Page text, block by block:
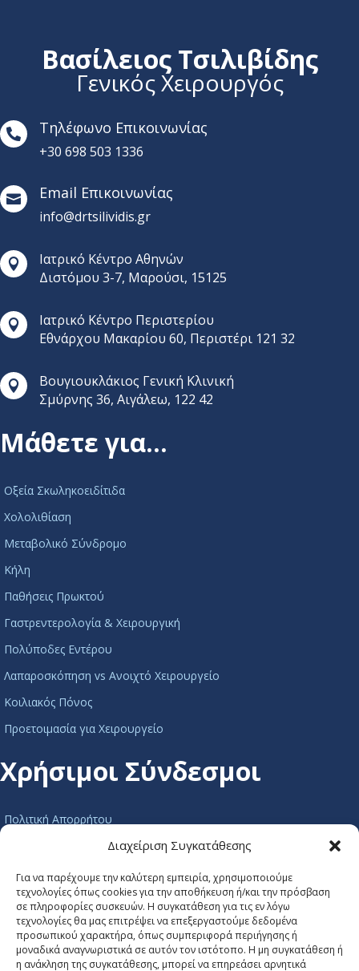
Διαχείριση Συγκατάθεσης
Για να παρέχουμε την καλύτερη εμπειρία, χρησιμοποιούμε
τεχνολογίες όπως cookies για την αποθήκευση ή/και την πρόσβαση
σε πληροφορίες συσκευών. Η συγκατάθεση για τις εν λόγω
τεχνολογίες θα μας επιτρέψει να επεξεργαστούμε δεδομένα
προσωπικού χαρακτήρα, όπως συμπεριφορά περιήγησης ή
μοναδικά αναγνωριστικά σε αυτόν τον ιστότοπο. Η μη συγκατάθεση ή
η ανάκληση της συγκατάθεσης, μπορεί να επηρεάσει αρνητικά
Βασίλειος Τσιλιβίδης
Γενικός Χειρουργός
 Τηλέφωνο Επικοινωνίας
+30 698 503 1336
 Email Επικοινωνίας
info@drtsilividis.gr

Ιατρικό Κέντρο Αθηνών
Διστόμου 3-7, Μαρούσι, 15125

Ιατρικό Κέντρο Περιστερίου
Εθνάρχου Μακαρίου 60, Περιστέρι 121 32

Βουγιουκλάκιος Γενική Κλινική
Σμύρνης 36, Αιγάλεω, 122 42
Μάθετε για…
Οξεία Σκωληκοειδίτιδα
Χολολιθίαση
Μεταβολικό Σύνδρομο
Κήλη
Παθήσεις Πρωκτού
Γαστρεντερολογία & Χειρουργική
Πολύποδες Εντέρου
Λαπαροσκόπηση vs Ανοιχτό Χειρουργείο
Κοιλιακός Πόνος
Προετοιμασία για Χειρουργείο
Χρήσιμοι Σύνδεσμοι
Πολιτική Απορρήτου
Όροι Χρήσης
Προσβασημότητα
Χάρτης Ιστοτόπου
Κλείστε Ραντεβού